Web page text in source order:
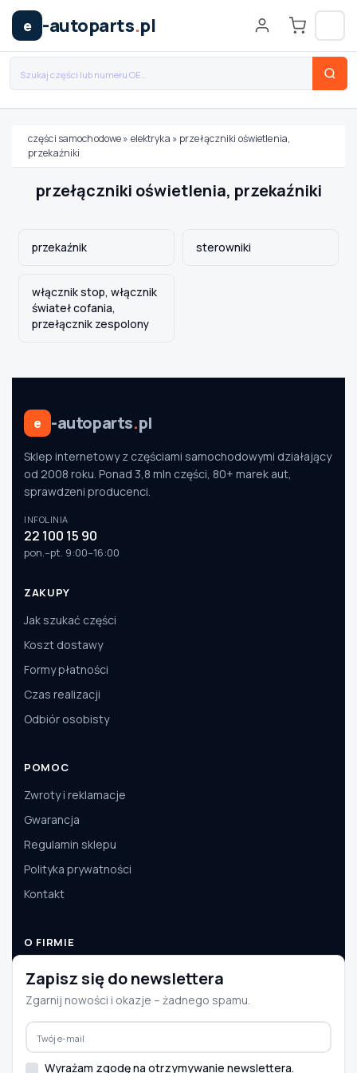
e -autoparts.pl
Wybierz swój pojazd
TYP / SILNIK
części samochodowe» elektryka » przełączniki oświetlenia,
przekaźniki
przełączniki oświetlenia, przekaźniki
przekaźnik sterowniki
włącznik stop, włącznik
świateł cofania,
przełącznik zespolony
e -autoparts.pl
Sklep internetowy z częściami samochodowymi działający
od 2008 roku. Ponad 3,8 mln części, 80+ marek aut,
sprawdzeni producenci.
INFOLINIA
22 100 15 90
pon.–pt. 9:00–16:00
ZAKUPY
Jak szukać części
Koszt dostawy
Formy płatności
Czas realizacji
Odbiór osobisty
POMOC
Zwroty i reklamacje
Gwarancja
Regulamin sklepu
Polityka prywatności
Kontakt
O FIRMIE
O nas
Dane firmy
Aktualności
Współpraca B2B
Zapisz się do newslettera
Zgarnij nowości i okazje – żadnego spamu.
Wyrażam zgodę na otrzymywanie newslettera.